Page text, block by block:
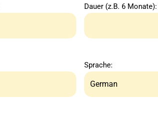
Dauer (z.B. 6 Monate):
Sprache: